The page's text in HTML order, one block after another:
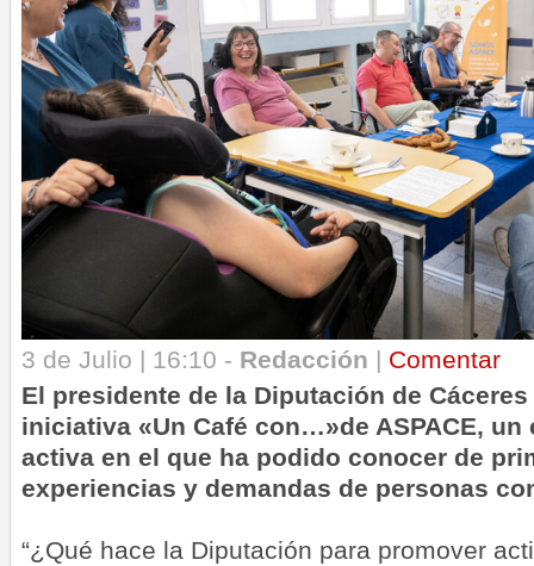
3 de Julio | 16:10 - Redacción | Comentar
El presidente de la Diputación de
iniciativa «Un Café con…»de ASPACE,
activa en el que ha podido conocer de
experiencias y demandas de personas
“¿Qué hace la Diputación para promover